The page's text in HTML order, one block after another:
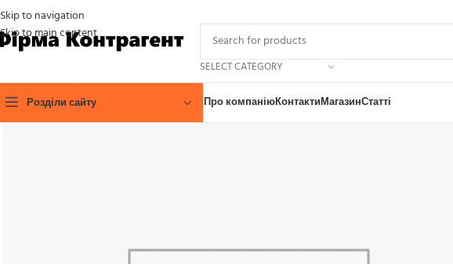
Skip to navigation
Skip to main content
SELECT CATEGORY
Розділи сайту Про компаніюКонтактиМагазинСтатті